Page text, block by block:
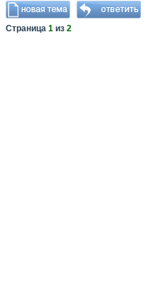
Страница 1 из 2